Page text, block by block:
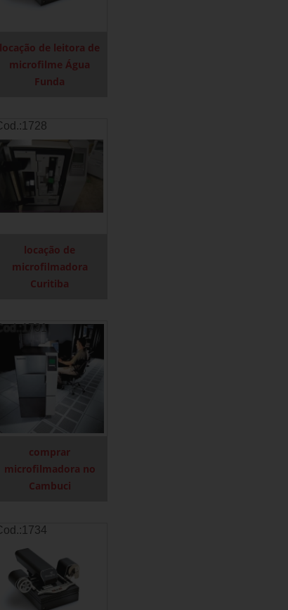
locação de leitora de
microfilme Água
Funda
1728
locação de
microfilmadora
Curitiba
1731
comprar
microfilmadora no
Cambuci
1734